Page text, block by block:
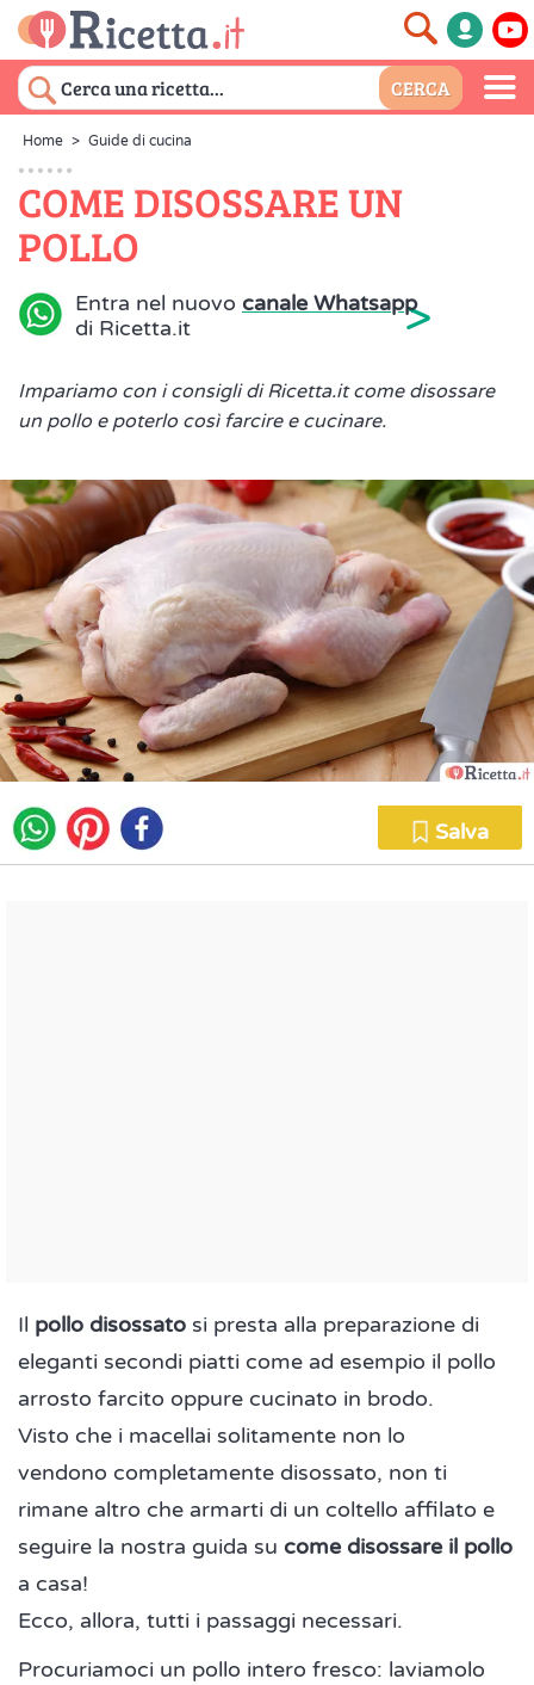
Home > Guide di cucina
COME DISOSSARE UN
POLLO
Entra nel nuovo canale Whatsapp
di Ricetta.it
>
Impariamo con i consigli di Ricetta.it come disossare
un pollo e poterlo così farcire e cucinare.
Salva
Il pollo disossato si presta alla preparazione di
eleganti secondi piatti come ad esempio il pollo
arrosto farcito oppure cucinato in brodo.
Visto che i macellai solitamente non lo
vendono completamente disossato, non ti
rimane altro che armarti di un coltello affilato e
seguire la nostra guida su come disossare il pollo
a casa!
Ecco, allora, tutti i passaggi necessari.
Procuriamoci un pollo intero fresco: laviamolo